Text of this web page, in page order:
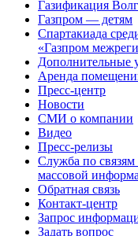
Газификация
Газпром — детям
Спартакиада
«Газпром
Дополнительные
Аренда
Пресс-центр
Новости
СМИ о компании
Видео
Пресс-релизы
Служба по связям
массовой
Обратная связь
Контакт-центр
Запрос
Задать вопрос